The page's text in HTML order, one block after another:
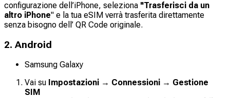
configurazione dell’iPhone, seleziona "Trasferisci da un
altro iPhone" e la tua eSIM verrà trasferita direttamente
senza bisogno dell’ QR Code originale.
2. Android
Samsung Galaxy
Vai su Impostazioni → Connessioni → Gestione
SIM